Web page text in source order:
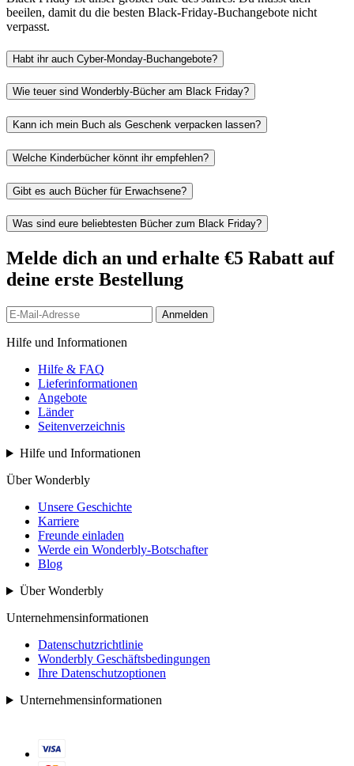
beeilen, damit du die besten Black-Friday-Buchangebote nicht
verpasst.
Habt ihr auch Cyber-Monday-Buchangebote?
Wie teuer sind Wonderbly-Bücher am Black Friday?
Kann ich mein Buch als Geschenk verpacken lassen?
Welche Kinderbücher könnt ihr empfehlen?
Gibt es auch Bücher für Erwachsene?
Was sind eure beliebtesten Bücher zum Black Friday?
Melde dich an und erhalte €5 Rabatt auf
deine erste Bestellung
Anmelden
Hilfe und Informationen
Hilfe & FAQ
Lieferinformationen
Angebote
Länder
Seitenverzeichnis
Hilfe und Informationen
Über Wonderbly
Unsere Geschichte
Karriere
Freunde einladen
Werde ein Wonderbly-Botschafter
Blog
Über Wonderbly
Unternehmensinformationen
Datenschutzrichtlinie
Wonderbly Geschäftsbedingungen
Ihre Datenschutzoptionen
Unternehmensinformationen